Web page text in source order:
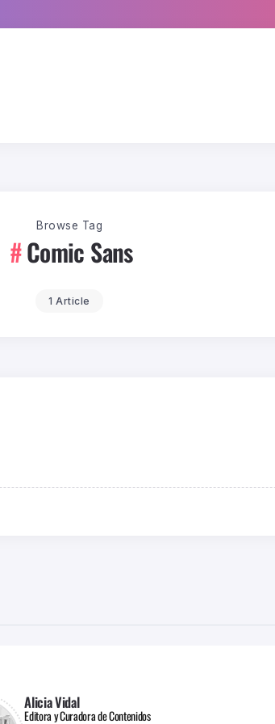
Browse Tag
Comic Sans
1 Article
Alicia Vidal
Editora y Curadora de Contenidos